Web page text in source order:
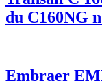
du C160NG
Embraer